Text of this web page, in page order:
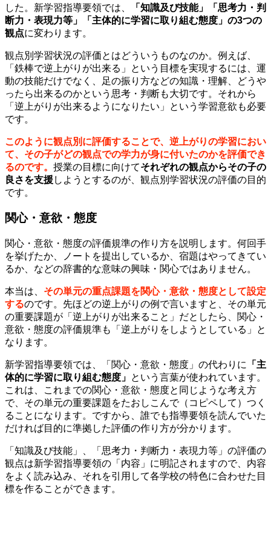
した。新学習指導要領では、
「知識及び技能」「思考力・判
断力・表現力等」「主体的に学習に取り組む態度」の3つの
観点に変わります。
観点別学習状況の評価とはどういうものなのか。例えば、
「鉄棒で逆上がりが出来る」という目標を実現するには、運
動の技能だけでなく、足の振り方などの知識・理解、どうや
ったら出来るのかという思考・判断も大切です。それから
「逆上がりが出来るようになりたい」という学習意欲も必要
です。
このように観点別に評価することで、逆上がりの学習におい
て、その子がどの観点での学力が身に付いたのかを評価でき
るのです。 授業の目標に向けてそれぞれの観点からその子の
良さを支援しようとするのが、観点別学習状況の評価の目的
です。
関心・意欲・態度
関心・意欲・態度の評価規準の作り方を説明します。何回手
を挙げたか、ノートを提出しているか、宿題はやってきてい
るか、などの辞書的な意味の興味・関心ではありません。
本当は、 その単元の重点課題を関心・意欲・態度として設定
するのです。先ほどの逆上がりの例で言いますと、その単元
の重要課題が「逆上がりが出来ること」だとしたら、関心・
意欲・態度の評価規準も「逆上がりをしようとしている」と
なります。
新学習指導要領では、「関心・意欲・態度」の代わりに
「主
体的に学習に取り組む態度」 という言葉が使われています。
これは、これまでの関心・意欲・態度と同じような考え方
で、その単元の重要課題をたおしこんで（コピペして）つく
ることになります。ですから、誰でも指導要領を読んでいた
だければ目的に準拠した評価の作り方が分かります。
「知識及び技能」、「思考力・判断力・表現力等」の評価の
観点は新学習指導要領の「内容」に明記されますので、内容
をよく読み込み、それを引用して各学校の特色に合わせた目
標を作ることができます。